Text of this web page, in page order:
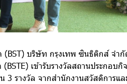
บริษัท กรุงเทพ ซินธิติกส์ จำกั
เข้ารับรางวัลสถานประกอบกิ
3 รางวัล จากสำนักงานสวัสดิการแ